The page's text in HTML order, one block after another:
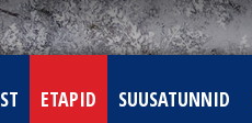
ETAPID SUUSATUNNID